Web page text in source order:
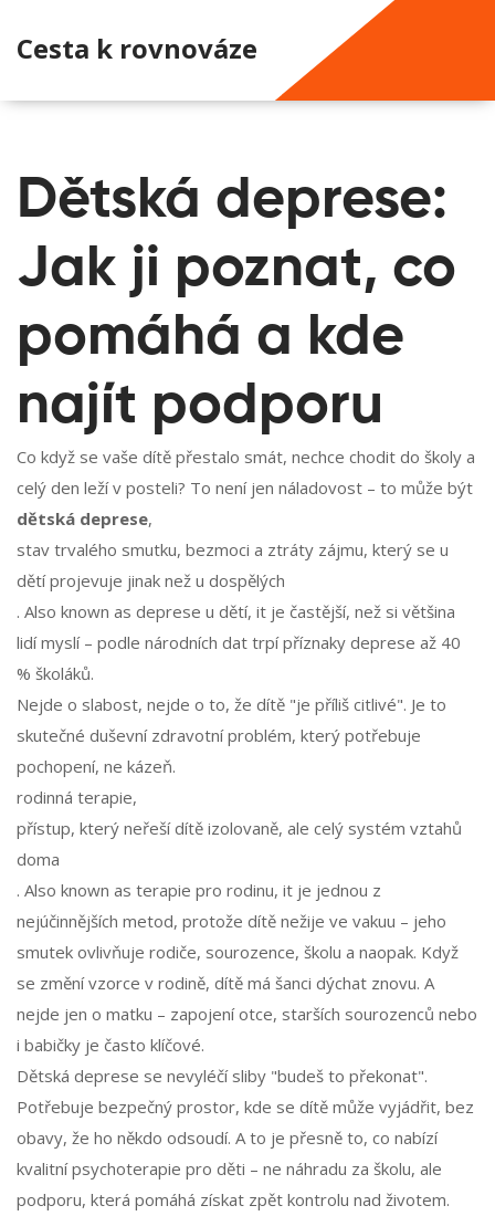
Cesta k rovnováze
Dětská deprese:
Jak ji poznat, co
pomáhá a kde
najít podporu
Co když se vaše dítě přestalo smát, nechce chodit do školy a
celý den leží v posteli? To není jen náladovost – to může být
dětská deprese,
stav trvalého smutku, bezmoci a ztráty zájmu, který se u
dětí projevuje jinak než u dospělých
. Also known as deprese u dětí, it je častější, než si většina
lidí myslí – podle národních dat trpí příznaky deprese až 40
% školáků.
Nejde o slabost, nejde o to, že dítě "je příliš citlivé". Je to
skutečné duševní zdravotní problém, který potřebuje
pochopení, ne kázeň.
rodinná terapie,
přístup, který neřeší dítě izolovaně, ale celý systém vztahů
doma
. Also known as terapie pro rodinu, it je jednou z
nejúčinnějších metod, protože dítě nežije ve vakuu – jeho
smutek ovlivňuje rodiče, sourozence, školu a naopak. Když
se změní vzorce v rodině, dítě má šanci dýchat znovu. A
nejde jen o matku – zapojení otce, starších sourozenců nebo
i babičky je často klíčové.
Dětská deprese se nevyléčí sliby "budeš to překonat".
Potřebuje bezpečný prostor, kde se dítě může vyjádřit, bez
obavy, že ho někdo odsoudí. A to je přesně to, co nabízí
kvalitní psychoterapie pro děti – ne náhradu za školu, ale
podporu, která pomáhá získat zpět kontrolu nad životem.